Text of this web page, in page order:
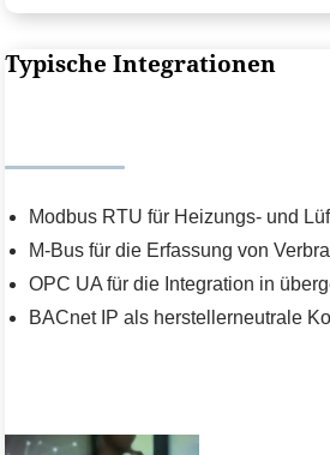
Typische Integrationen
Modbus RTU für Heizungs- und
M-Bus für die Erfassung von
OPC UA für die Integration in
BACnet IP als herstellerneutrale